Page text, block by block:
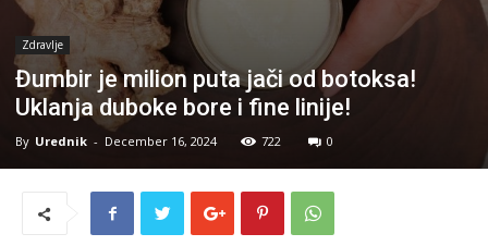
Zdravlje
Đumbir je milion puta jači od botoksa!
Uklanja duboke bore i fine linije!
By Urednik - December 16, 2024 722 0